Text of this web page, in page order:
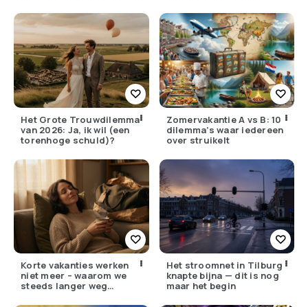
Het Grote Trouwdilemma
van 2026: Ja, ik wil (een
torenhoge schuld)?
Zomervakantie A vs B: 10
dilemma’s waar iedereen
over struikelt
Korte vakanties werken
niet meer – waarom we
steeds langer weg
Het stroomnet in Tilburg
knapte bijna — dit is nog
maar het begin